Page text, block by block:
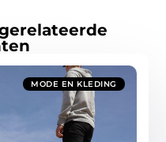
MODE EN KLEDING